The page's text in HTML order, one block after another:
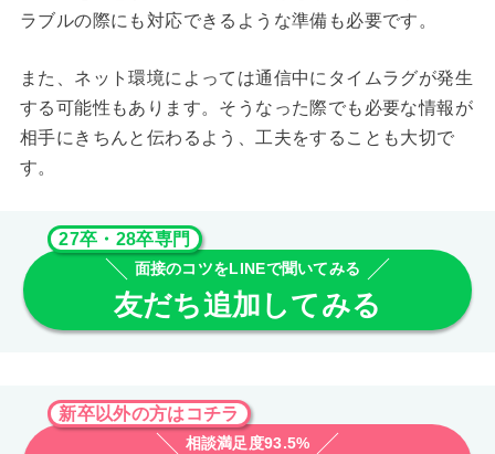
ラブルの際にも対応できるような準備も必要です。
また、ネット環境によっては通信中にタイムラグが発生
する可能性もあります。そうなった際でも必要な情報が
相手にきちんと伝わるよう、工夫をすることも大切で
す。
27卒・28卒専門
面接のコツをLINEで聞いてみる
友だち追加してみる
新卒以外の方はコチラ
相談満足度93.5%